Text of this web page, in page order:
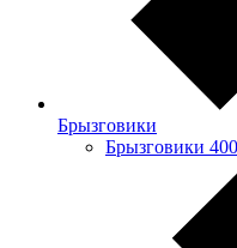
Брызговики
Брызговики